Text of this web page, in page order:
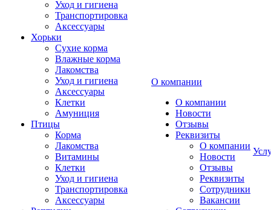
Уход и гигиена
Транспортировка
Аксессуары
Хорьки
Сухие корма
Влажные корма
Лакомства
Уход и гигиена
Аксессуары
Клетки
Амуниция
Птицы
Корма
Лакомства
Витамины
Клетки
Уход и гигиена
Транспортировка
Аксессуары
О компании
О компании
Новости
Отзывы
Реквизиты
О компании
Новости
Отзывы
Реквизиты
Сотрудники
Вакансии